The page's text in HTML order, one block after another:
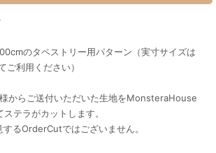
のタペストリー用パターン（実寸サイズは
ご利用ください）
からご送付いただいた生地をMonsteraHouse
テラがカットします。
るOrderCutではございません。